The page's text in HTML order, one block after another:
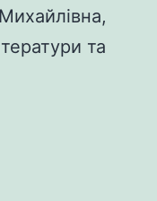
та